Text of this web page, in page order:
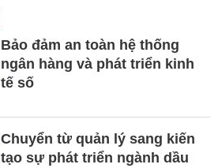
Bảo đảm an toàn hệ thống
ngân hàng và phát triển kinh
tế số
Chuyển từ quản lý sang kiến
tạo sự phát triển ngành dầu